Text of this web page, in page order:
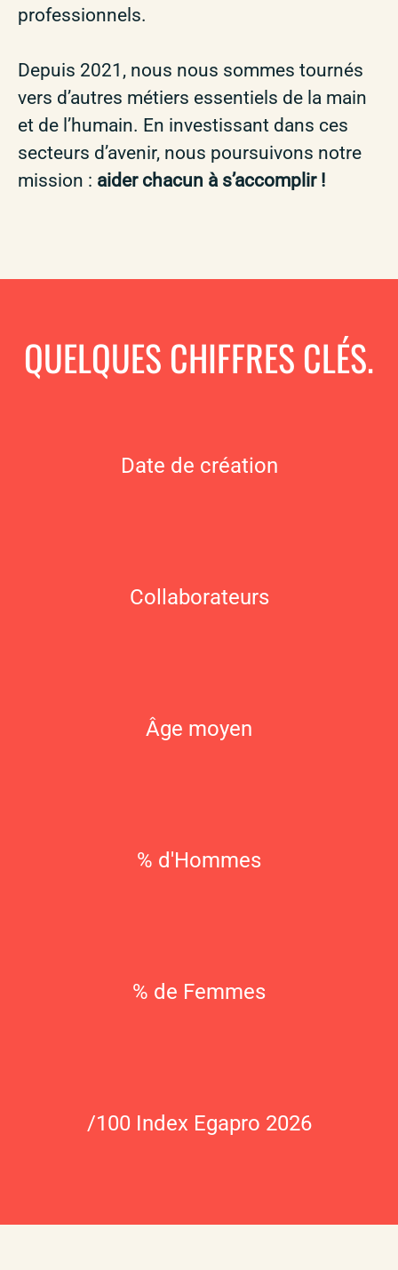
professionnels.
Depuis 2021, nous nous sommes tournés
vers d’autres métiers essentiels de la main
et de l’humain. En investissant dans ces
secteurs d’avenir, nous poursuivons notre
mission : aider chacun à s’accomplir !
QUELQUES CHIFFRES CLÉS.
Date de création
Collaborateurs
Âge moyen
% d'Hommes
% de Femmes
/100 Index Egapro 2026